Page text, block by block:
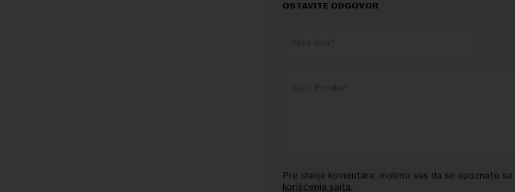
OSTAVITE ODGOVOR
Pre slanja komentara, molimo vas da se upoznate sa
korišćenja sajta.